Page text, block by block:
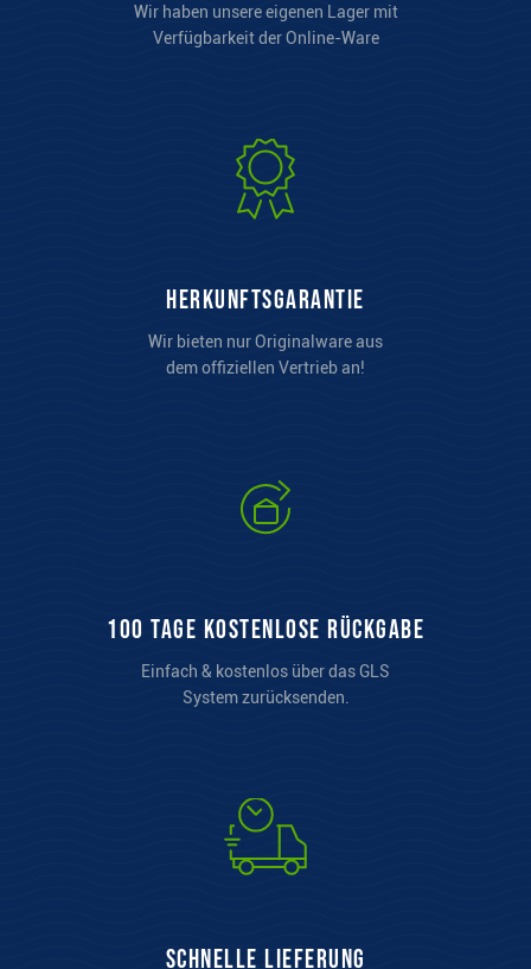
Wir haben unsere eigenen Lager mit
Verfügbarkeit der Online-Ware
Herkunftsgarantie
Wir bieten nur Originalware aus
dem offiziellen Vertrieb an!
100 Tage kostenlose Rückgabe
Einfach & kostenlos über das GLS
System zurücksenden.
Schnelle Lieferung